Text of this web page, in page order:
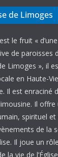
de Limoges
le fruit « d’une
de paroisses
Limoges », il
en Haute-
Il est enraciné
Il offre
spirituel et
de la
Il joue un
la vie de l’Église